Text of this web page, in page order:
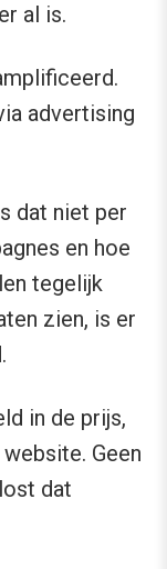
al is.
advertising
dat niet per
en hoe
tegelijk
zien, is er
in de prijs,
Geen
dat